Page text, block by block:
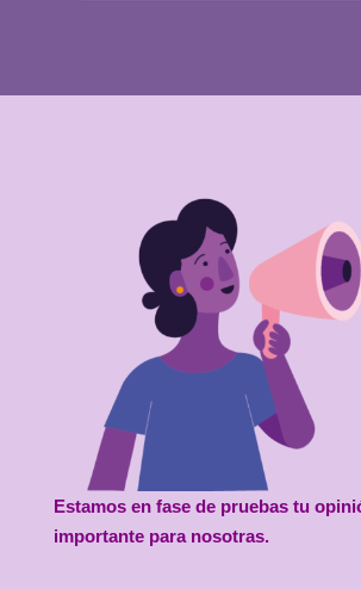
Estamos en fase de pruebas tu
importante para nosotras.